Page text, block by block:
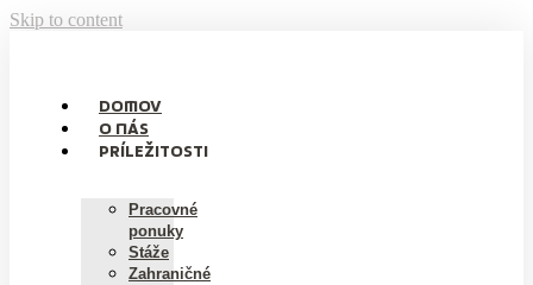
Skip to content
DOMOV
O NÁS
PRÍLEŽITOSTI
Pracovné
ponuky
Stáže
Zahraničné